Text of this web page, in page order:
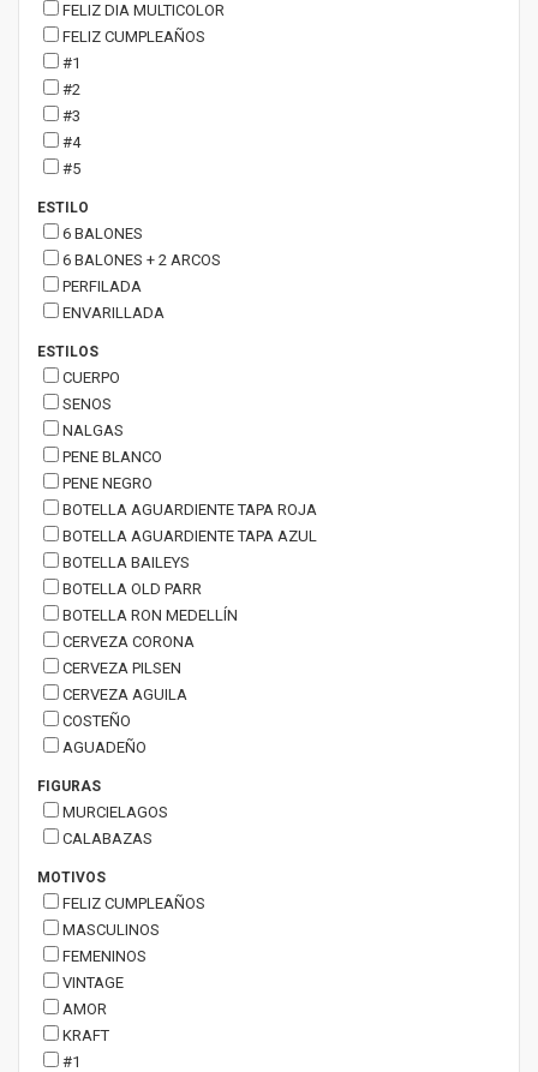
FELIZ DIA MULTICOLOR
FELIZ CUMPLEAÑOS
#1
#2
#3
#4
#5
ESTILO
6 BALONES
6 BALONES + 2 ARCOS
PERFILADA
ENVARILLADA
ESTILOS
CUERPO
SENOS
NALGAS
PENE BLANCO
PENE NEGRO
BOTELLA AGUARDIENTE TAPA ROJA
BOTELLA AGUARDIENTE TAPA AZUL
BOTELLA BAILEYS
BOTELLA OLD PARR
BOTELLA RON MEDELLÍN
CERVEZA CORONA
CERVEZA PILSEN
CERVEZA AGUILA
COSTEÑO
AGUADEÑO
FIGURAS
MURCIELAGOS
CALABAZAS
MOTIVOS
FELIZ CUMPLEAÑOS
MASCULINOS
FEMENINOS
VINTAGE
AMOR
KRAFT
#1